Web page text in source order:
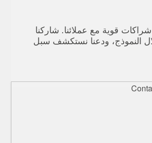
شراكات قوية مع عملائنا. شاركنا
النموذج، ودعنا نستكشف سبل